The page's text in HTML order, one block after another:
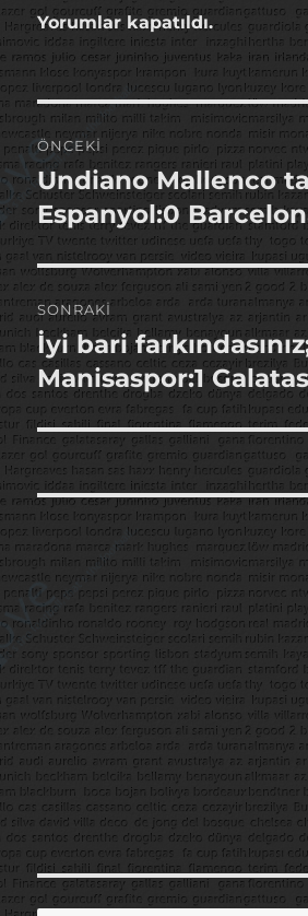
Yorumlar kapatıldı.
Yazı
gezinmesi
ÖNCEKI
Önceki
yazı:
Undiano Mallenco
Espanyol:0
SONRAKI
Sonraki
yazı:
İyi bari
Manisaspor:1